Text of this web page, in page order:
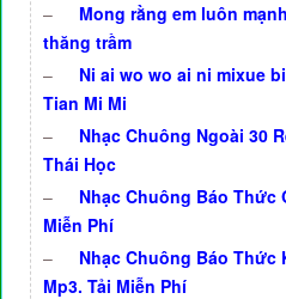
–
Mong rằng em luôn
thăng trầm
–
Ni ai wo wo ai ni mixue
Tian Mi Mi
–
Nhạc Chuông Ngoài 30
Thái Học
–
Nhạc Chuông Báo Thức
Miễn Phí
–
Nhạc Chuông Báo Thức
Mp3. Tải Miễn Phí